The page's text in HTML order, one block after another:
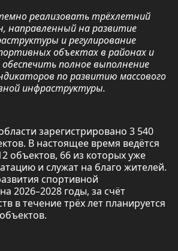
реализовать трёхлетний
направленный на развитие
и регулирование
объектах в районах и
полное выполнение
по развитию массового
инфраструктуры.
зарегистрировано 3 540
В настоящее время ведётся
объектов, 66 из которых уже
и служат на благо жителей.
спортивной
2026–2028 годы, за счёт
в течение трёх лет планируется